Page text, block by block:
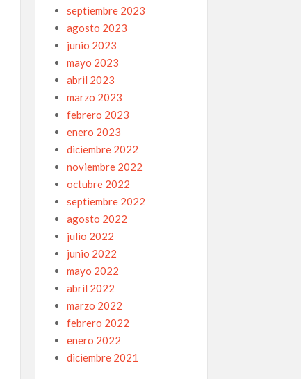
septiembre 2023
agosto 2023
junio 2023
mayo 2023
abril 2023
marzo 2023
febrero 2023
enero 2023
diciembre 2022
noviembre 2022
octubre 2022
septiembre 2022
agosto 2022
julio 2022
junio 2022
mayo 2022
abril 2022
marzo 2022
febrero 2022
enero 2022
diciembre 2021